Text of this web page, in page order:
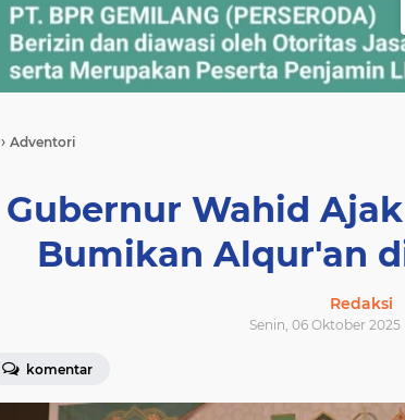
› Adventori
Gubernur Wahid
Bumikan Alqur'an
Redaksi
Senin, 06 Oktober 2025
komentar